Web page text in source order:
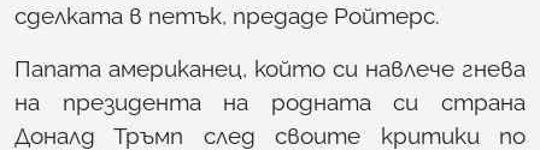
сделката в петък, предаде Ройтерс.
Папата американец, който си навлече гнева
на президента на родната си страна
Доналд Тръмп след своите критики по